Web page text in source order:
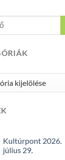
Kultúrpont 2026.
július 29.